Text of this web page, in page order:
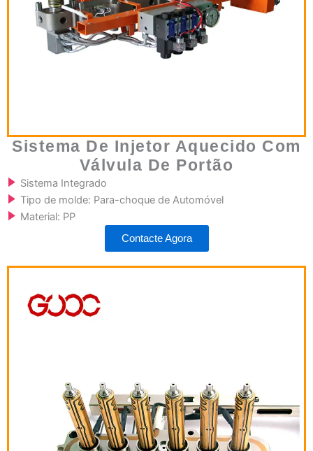
Sistema De Injetor Aquecido Com
Válvula De Portão
Sistema Integrado
Tipo de molde: Para-choque de Automóvel
Material: PP
Contacte Agora